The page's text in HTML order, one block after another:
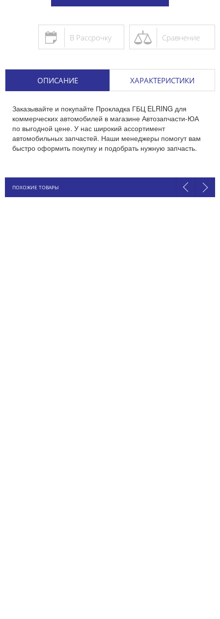
Сравнение
В Рассрочку
ОПИСАНИЕ ХАРАКТЕРИСТИКИ
Заказывайте и покупайте Прокладка ГБЦ ELRING для
коммерческих автомобилей в магазине Автозапчасти-ЮА
по выгодной цене. У нас широкий ассортимент
автомобильных запчастей. Наши менеджеры помогут вам
быстро оформить покупку и подобрать нужную запчасть.
ПОХОЖИЕ ТОВАРЫ